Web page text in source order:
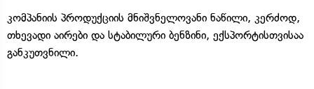
კომპანიის პროდუქციის მნიშვნელოვანი ნაწილი, კერძოდ,
თხევადი აირები და სტაბილური ბენზინი, ექსპორტისთვისაა
განკუთვნილი.